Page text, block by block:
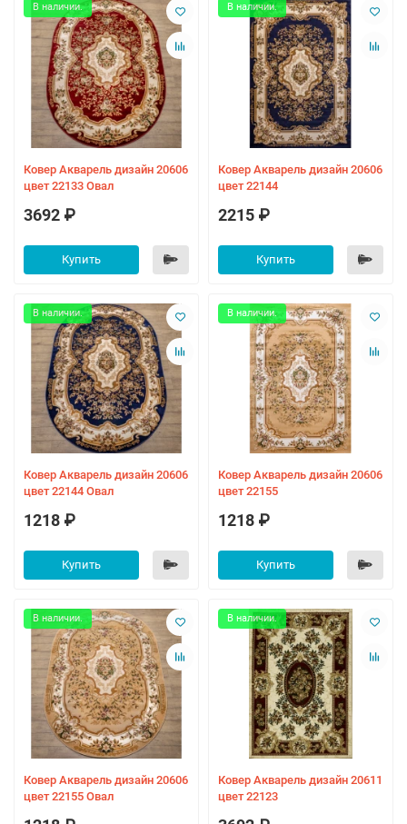
В наличии.
Ковер Акварель дизайн 20606
цвет 22133 Овал
3692 ₽
Купить
В наличии.
Ковер Акварель дизайн 20606
цвет 22144
2215 ₽
Купить
В наличии.
Ковер Акварель дизайн 20606
цвет 22144 Овал
1218 ₽
Купить
В наличии.
Ковер Акварель дизайн 20606
цвет 22155
1218 ₽
Купить
В наличии.
Ковер Акварель дизайн 20606
цвет 22155 Овал
В наличии.
Ковер Акварель дизайн 20611
цвет 22123